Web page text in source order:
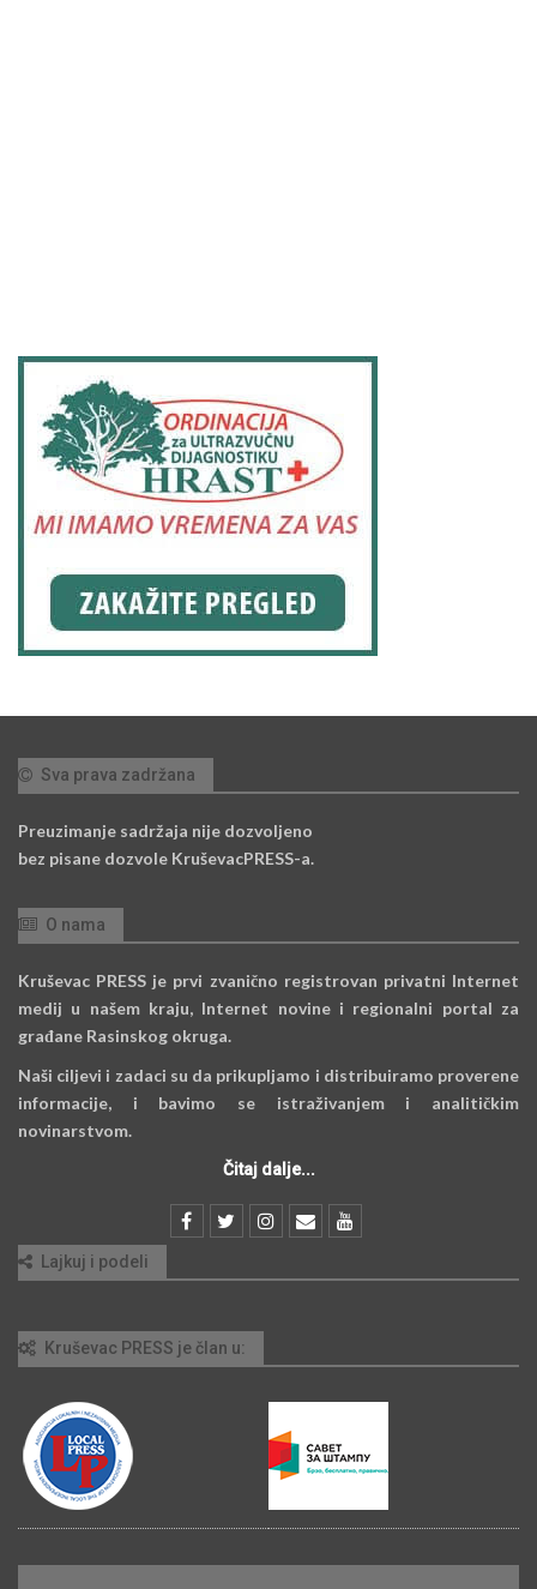
Sva prava zadržana
Preuzimanje sadržaja nije dozvoljeno
bez pisane dozvole KruševacPRESS-a.
O nama
Kruševac PRESS je prvi zvanično registrovan privatni Internet
medij u našem kraju, Internet novine i regionalni portal za
građane Rasinskog okruga.
Naši ciljevi i zadaci su da prikupljamo i distribuiramo proverene
informacije, i bavimo se istraživanjem i analitičkim
novinarstvom.
Čitaj dalje...
Lajkuj i podeli
Kruševac PRESS je član u: